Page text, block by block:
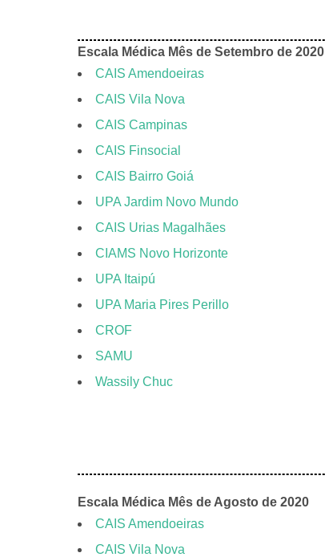
Escala Médica Mês de Setembro de 2020
CAIS Amendoeiras
CAIS Vila Nova
CAIS Campinas
CAIS Finsocial
CAIS Bairro Goiá
UPA Jardim Novo Mundo
CAIS Urias Magalhães
CIAMS Novo Horizonte
UPA Itaipú
UPA Maria Pires Perillo
CROF
SAMU
Wassily Chuc
Escala Médica Mês de Agosto de 2020
CAIS Amendoeiras
CAIS Vila Nova